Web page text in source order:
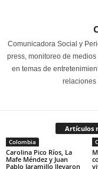
Comunicadora Social y
press, monitoreo de
en temas de
relaciones
Artículos
Colombia
Carolina Pico Ríos, La
Mafe Méndez y Juan
Pablo Jaramillo llevaron